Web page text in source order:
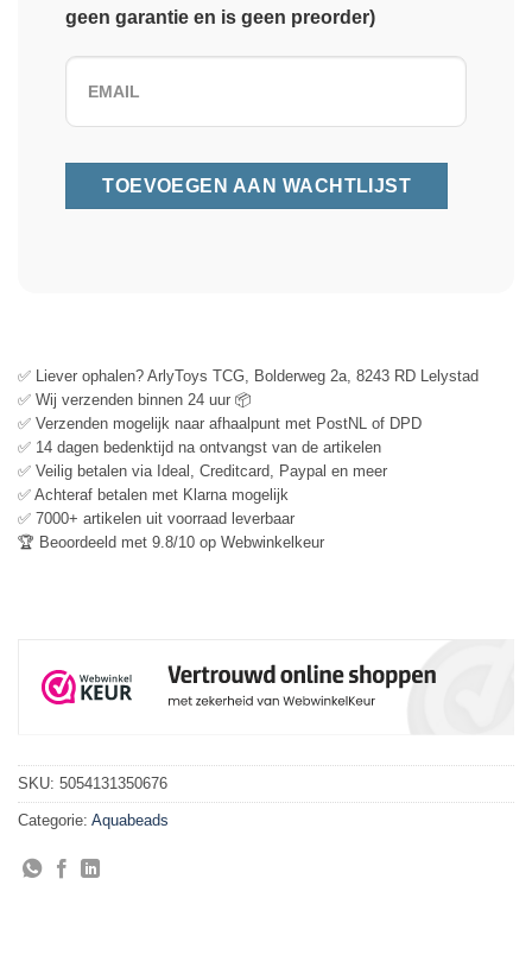
geen garantie en is geen preorder)
✅ Liever ophalen? ArlyToys TCG, Bolderweg 2a, 8243 RD Lelystad
✅ Wij verzenden binnen 24 uur 📦
✅ Verzenden mogelijk naar afhaalpunt met PostNL of DPD
✅ 14 dagen bedenktijd na ontvangst van de artikelen
✅ Veilig betalen via Ideal, Creditcard, Paypal en meer
✅ Achteraf betalen met Klarna mogelijk
✅ 7000+ artikelen uit voorraad leverbaar
🏆 Beoordeeld met 9.8/10 op Webwinkelkeur
SKU: 5054131350676
Categorie: Aquabeads